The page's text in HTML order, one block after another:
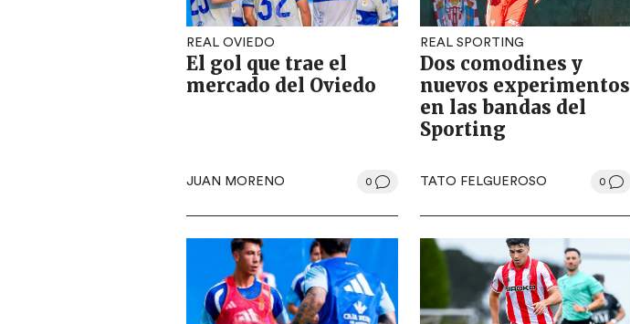
REAL OVIEDO
El gol que trae el
mercado del Oviedo
JUAN MORENO 0
REAL SPORTING
Dos comodines y
nuevos experimentos
en las bandas del
Sporting
TATO FELGUEROSO 0